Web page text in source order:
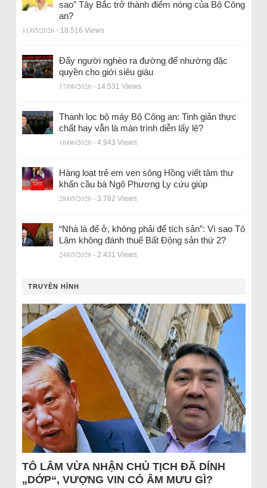
sao” Tây Bắc trở thành điểm nóng của Bộ Công
an?
11/05/2026 - 18.516 Views
Đẩy người nghèo ra đường để nhường đặc
quyền cho giới siêu giàu
17/06/2026 - 14.531 Views
Thanh lọc bộ máy Bộ Công an: Tinh giản thực
chất hay vẫn là màn trình diễn lấy lệ?
16/06/2026 - 4.943 Views
Hàng loạt trẻ em ven sông Hồng viết tâm thư
khẩn cầu bà Ngô Phương Ly cứu giúp
28/05/2026 - 3.782 Views
“Nhà là để ở, không phải để tích sản”: Vì sao Tô
Lâm không đánh thuế Bất Động sản thứ 2?
24/05/2026 - 2.431 Views
TRUYỀN HÌNH
TÔ LÂM VỪA NHẬN CHỦ TỊCH ĐÃ DÍNH
„DỚP“, VƯỢNG VIN CÓ ÂM MƯU GÌ?